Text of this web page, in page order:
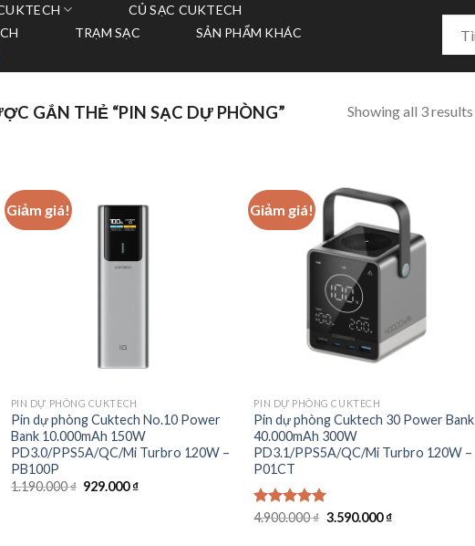
CỦ SẠC CUKTECH
TRẠM SẠC SẢN PHẨM KHÁC
kiếm:
GẮN THẺ “PIN SẠC DỰ PHÒNG” Showing all 3 results
Giảm giá!
PIN DỰ PHÒNG CUKTECH
Pin dự phòng Cuktech No.10 Power
Bank 10.000mAh 150W
PD3.0/PPS5A/QC/Mi Turbro 120W –
PB100P
1.190.000₫ Giá
929.000₫Giá
Giảm giá!
PIN DỰ PHÒNG CUKTECH
Pin dự phòng Cuktech 30 Power Bank
40.000mAh 300W
PD3.1/PPS5A/QC/Mi Turbro 120W –
P01CT
Được xếp
4.900.000₫ Giá
3.590.000₫Giá